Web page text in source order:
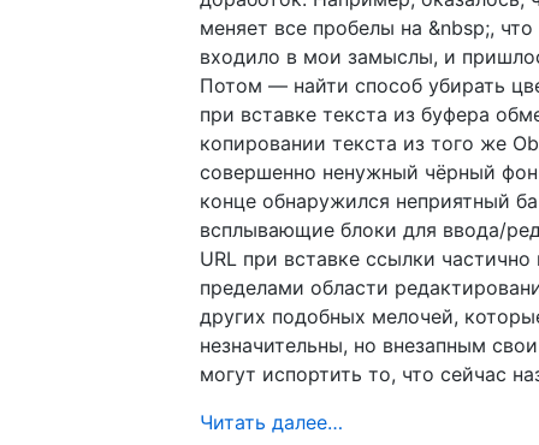
меняет все пробелы на &nbsp;,
входило в мои замыслы, и
Потом — найти способ убирать
при вставке текста из буфера
копировании текста из того же
совершенно ненужный чёрный
конце обнаружился неприятный
всплывающие блоки для ввода/
URL при вставке ссылки частично
пределами области
других подобных мелочей,
незначительны, но внезапным
могут испортить то, что сейчас
Читать далее…